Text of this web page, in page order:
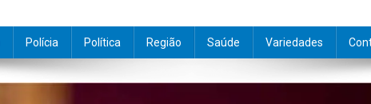
Polícia Política Região Saúde Variedades